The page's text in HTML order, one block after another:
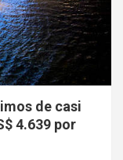
de casi
4.639 por